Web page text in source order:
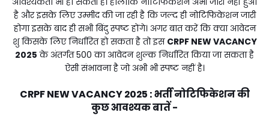
है और इसके लिए उम्मीद की जा रही है कि जल्द ही नोटिफिकेशन जारी
होगा इसके बाद ही सभी बिंदु स्पष्ट होंगे। अगर बात करें कि क्या आवेदन
शु किसके लिए निर्धारित हो सकता है तो इस CRPF NEW VACANCY
2025 के अंतर्गत ₹500 का आवेदन शुल्क निर्धारित किया जा सकता है
ऐसी संभावना है जो अभी भी स्पष्ट नहीं है।
CRPF NEW VACANCY 2025 : भर्ती नोटिफिकेशन की
कुछ आवश्यक बातें -